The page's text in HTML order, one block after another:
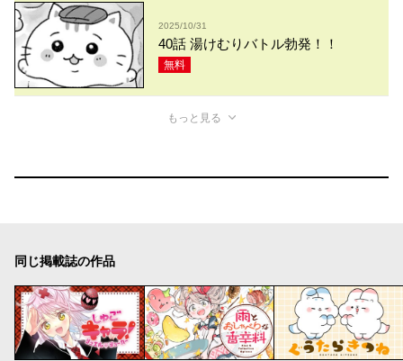
2025/10/31
40話 湯けむりバトル勃発！！
無料
もっと見る
同じ掲載誌の作品